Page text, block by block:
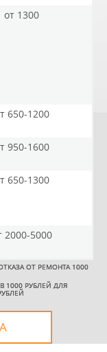
от 1300
650-1200
950-1600
650-1300
2000-5000
ОТ РЕМОНТА 1000
РУБЛЕЙ ДЛЯ